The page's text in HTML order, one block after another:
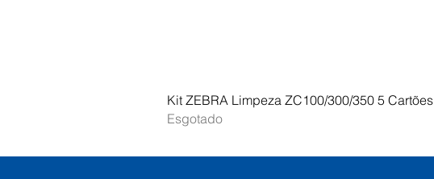
Kit ZEBRA Limpeza ZC100/300/350 5 Cartões
Esgotado